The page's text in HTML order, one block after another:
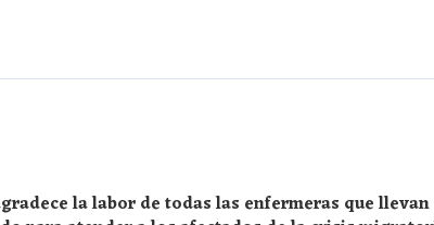
la labor de todas las enfermeras que